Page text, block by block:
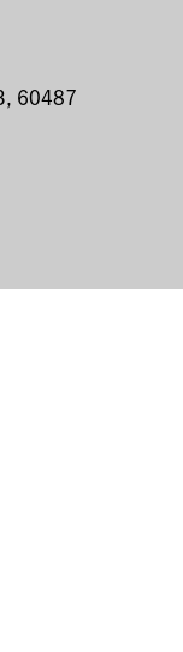
60487